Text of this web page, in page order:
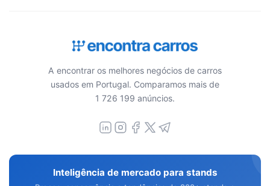
A encontrar os melhores negócios de carros
usados em Portugal. Comparamos mais de
1 726 199 anúncios.
Inteligência de mercado para stands